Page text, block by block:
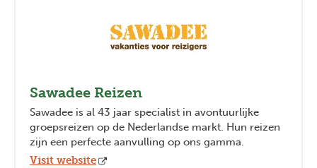
Sawadee Reizen
Sawadee is al 43 jaar specialist in avontuurlijke
groepsreizen op de Nederlandse markt. Hun reizen
zijn een perfecte aanvulling op ons gamma.
Visit website